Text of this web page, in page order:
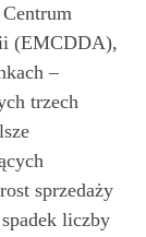
(EMCDDA),
–
trzech
sprzedaży
liczby